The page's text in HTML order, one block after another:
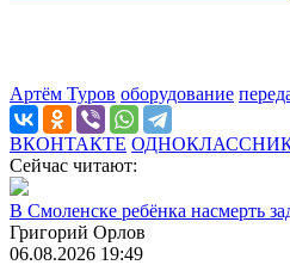
Артём Туров оборудование
ВКОНТАКТЕ
Сейчас читают:
В Смоленске ребёнка насмерть
Григорий Орлов
06.08.2026 19:49